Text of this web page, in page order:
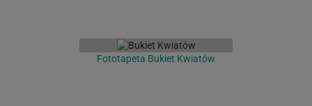
Fototapeta Bukiet Kwiatów